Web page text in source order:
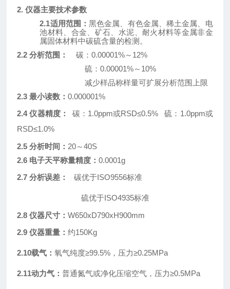
2. 仪器主要技术参数
2.1适用范围：黑色金属、有色金属、稀土金属、电
池材料、合金、矿石、水泥、耐火材料等金属非金
属固体材料中碳硫含量的检测。
2.2 分析范围：碳：0.00001%～ 12%
硫：0.00001%～ 10%
减少样品称样量可扩展分析范围上限
2.3 最小读数：0.000001%
2.4 仪器精度： 碳： 1.0ppm或RSD≤0.5% 硫： 1.0ppm或
RSD≤1.0%
2.5 分析时间： 20～40S
2.6 电子天平称量精度：0.0001g
2.7 分析误差：碳优于ISO9556标准
硫优于ISO4935标准
2.8 仪器尺寸：W650xD790xH900mm
2.9 仪器重量：约150Kg
2.10载气：氧气纯度≥99.5%，压力≥0.25MPa
2.11动力气：普通氮气或净化压缩空气，压力≥0.5MPa